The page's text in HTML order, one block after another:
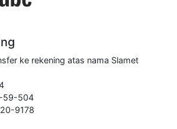
ke rekening atas nama Slamet
59-504
9178